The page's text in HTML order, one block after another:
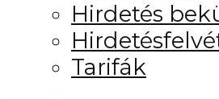
Hirdetés
Tarifák